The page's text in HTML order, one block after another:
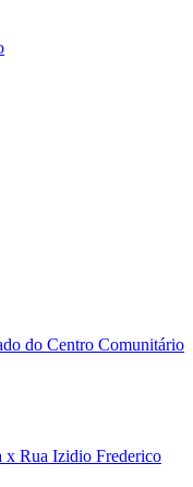
do Centro Comunitário
x Rua Izidio Frederico